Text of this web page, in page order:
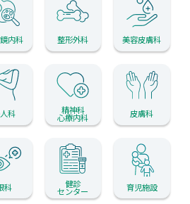
内科 整形外科 美容皮膚科
科 精神科
心療内科 皮膚科
科 健診
センター 育児施設